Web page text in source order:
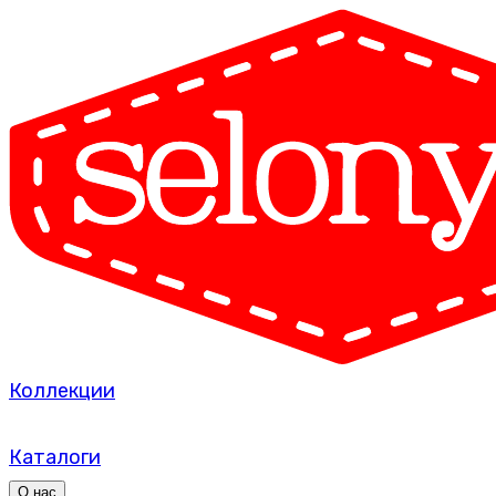
Коллекции
Каталоги
О нас